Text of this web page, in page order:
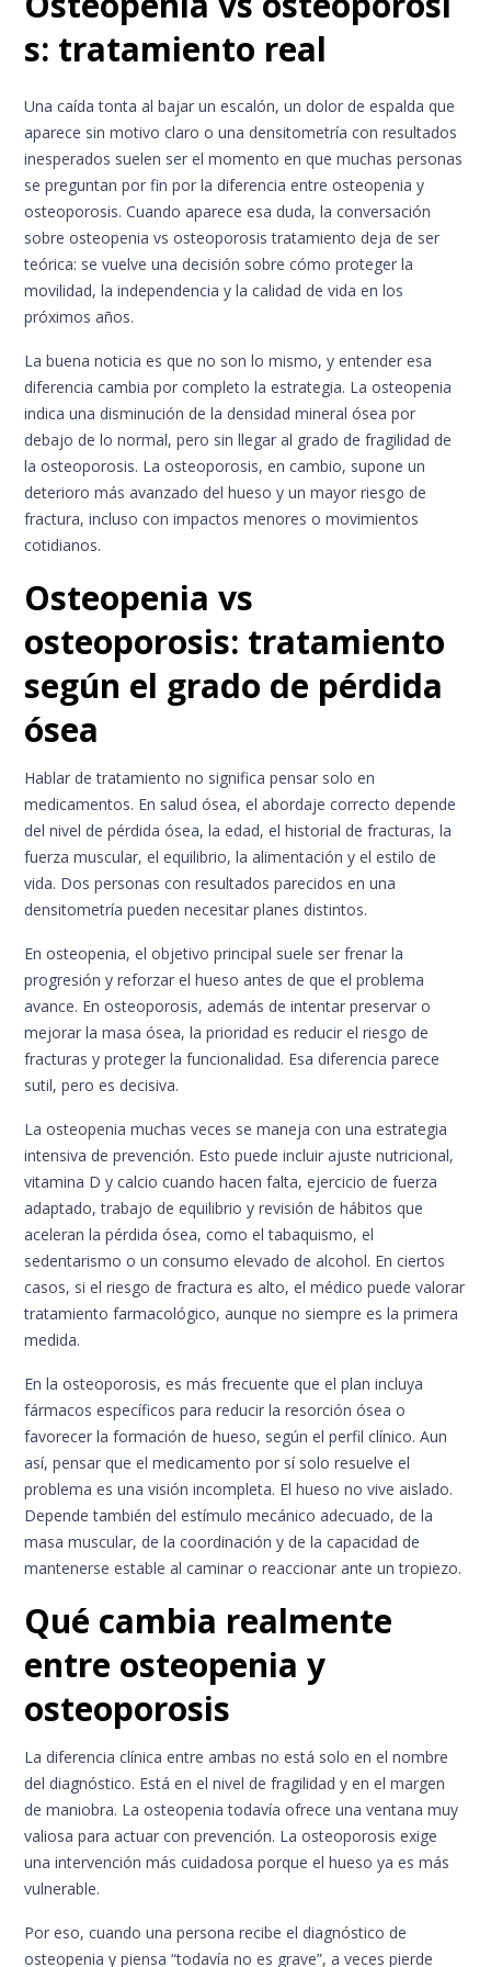
s: tratamiento real
Una caída tonta al bajar un escalón, un dolor de espalda que
aparece sin motivo claro o una densitometría con resultados
inesperados suelen ser el momento en que muchas personas
se preguntan por fin por la diferencia entre osteopenia y
osteoporosis. Cuando aparece esa duda, la conversación
sobre osteopenia vs osteoporosis tratamiento deja de ser
teórica: se vuelve una decisión sobre cómo proteger la
movilidad, la independencia y la calidad de vida en los
próximos años.
La buena noticia es que no son lo mismo, y entender esa
diferencia cambia por completo la estrategia. La osteopenia
indica una disminución de la densidad mineral ósea por
debajo de lo normal, pero sin llegar al grado de fragilidad de
la osteoporosis. La osteoporosis, en cambio, supone un
deterioro más avanzado del hueso y un mayor riesgo de
fractura, incluso con impactos menores o movimientos
cotidianos.
Osteopenia vs
osteoporosis: tratamiento
según el grado de pérdida
ósea
Hablar de tratamiento no significa pensar solo en
medicamentos. En salud ósea, el abordaje correcto depende
del nivel de pérdida ósea, la edad, el historial de fracturas, la
fuerza muscular, el equilibrio, la alimentación y el estilo de
vida. Dos personas con resultados parecidos en una
densitometría pueden necesitar planes distintos.
En osteopenia, el objetivo principal suele ser frenar la
progresión y reforzar el hueso antes de que el problema
avance. En osteoporosis, además de intentar preservar o
mejorar la masa ósea, la prioridad es reducir el riesgo de
fracturas y proteger la funcionalidad. Esa diferencia parece
sutil, pero es decisiva.
La osteopenia muchas veces se maneja con una estrategia
intensiva de prevención. Esto puede incluir ajuste nutricional,
vitamina D y calcio cuando hacen falta, ejercicio de fuerza
adaptado, trabajo de equilibrio y revisión de hábitos que
aceleran la pérdida ósea, como el tabaquismo, el
sedentarismo o un consumo elevado de alcohol. En ciertos
casos, si el riesgo de fractura es alto, el médico puede valorar
tratamiento farmacológico, aunque no siempre es la primera
medida.
En la osteoporosis, es más frecuente que el plan incluya
fármacos específicos para reducir la resorción ósea o
favorecer la formación de hueso, según el perfil clínico. Aun
así, pensar que el medicamento por sí solo resuelve el
problema es una visión incompleta. El hueso no vive aislado.
Depende también del estímulo mecánico adecuado, de la
masa muscular, de la coordinación y de la capacidad de
mantenerse estable al caminar o reaccionar ante un tropiezo.
Qué cambia realmente
entre osteopenia y
osteoporosis
La diferencia clínica entre ambas no está solo en el nombre
del diagnóstico. Está en el nivel de fragilidad y en el margen
de maniobra. La osteopenia todavía ofrece una ventana muy
valiosa para actuar con prevención. La osteoporosis exige
una intervención más cuidadosa porque el hueso ya es más
vulnerable.
Por eso, cuando una persona recibe el diagnóstico de
osteopenia y piensa “todavía no es grave”, a veces pierde